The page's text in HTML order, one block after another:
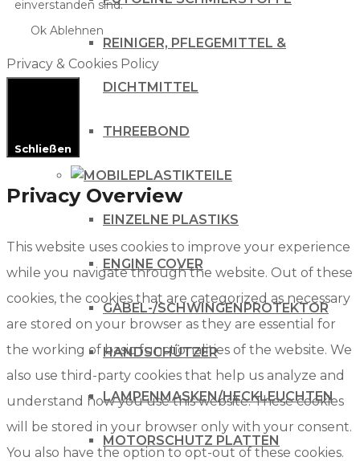
REINIGER, PFLEGEMITTEL &
DICHTMITTEL
THREEBOND
PLASTIKTEILE
EINZELNE PLASTIKS
ENGINE COVER
GABEL-/SCHWINGENPROTEKTOR
HANDSCHÜTZER
LAMPENMASKEN/HECKLEUCHTEN
MOTORSCHUTZ PLATTEN
einverstanden sind.
Ok Ablehnen
Privacy & Cookies Policy
Schließen
Privacy Overview
This website uses cookies to improve your experience
while you navigate through the website. Out of these
cookies, the cookies that are categorized as necessary
are stored on your browser as they are essential for
the working of basic functionalities of the website. We
also use third-party cookies that help us analyze and
understand how you use this website. These cookies
will be stored in your browser only with your consent.
You also have the option to opt-out of these cookies.